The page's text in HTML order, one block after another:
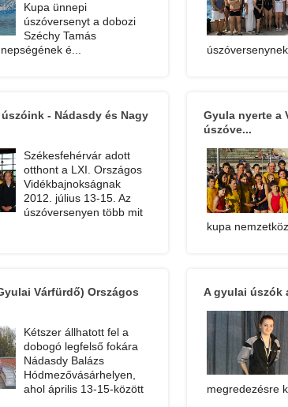
Kupa ünnepi
úszóversenyt a dobozi
Széchy Tamás
é...
úszóversenynek
- Nádasdy és Nagy
Székesfehérvár adott
otthont a LXI. Országos
Vidékbajnokságnak
2012. július 13-15. Az
úszóversenyen több mit
Gyula nyerte a
úszóve...
kupa
Várfürdő) Országos
Kétszer állhatott fel a
dobogó legfelső fokára
Nádasdy Balázs
Hódmezővásárhelyen,
ahol április 13-15-között
A gyulai úszók
megredezésre